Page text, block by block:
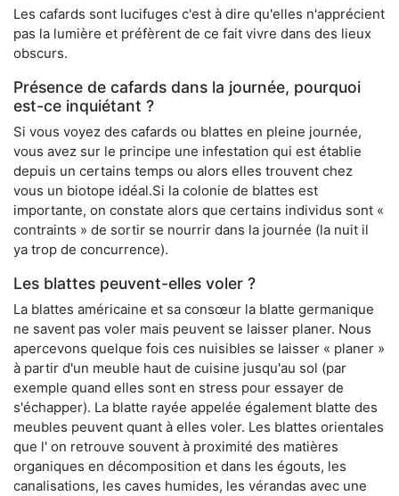
Les cafards sont lucifuges c'est à dire qu'elles n'apprécient
pas la lumière et préfèrent de ce fait vivre dans des lieux
obscurs.
Présence de cafards dans la journée, pourquoi
est-ce inquiétant ?
Si vous voyez des cafards ou blattes en pleine journée,
vous avez sur le principe une infestation qui est établie
depuis un certains temps ou alors elles trouvent chez
vous un biotope idéal.Si la colonie de blattes est
importante, on constate alors que certains individus sont «
contraints » de sortir se nourrir dans la journée (la nuit il
ya trop de concurrence).
Les blattes peuvent-elles voler ?
La blattes américaine et sa consœur la blatte germanique
ne savent pas voler mais peuvent se laisser planer. Nous
apercevons quelque fois ces nuisibles se laisser « planer »
à partir d'un meuble haut de cuisine jusqu'au sol (par
exemple quand elles sont en stress pour essayer de
s'échapper). La blatte rayée appelée également blatte des
meubles peuvent quant à elles voler. Les blattes orientales
que l' on retrouve souvent à proximité des matières
organiques en décomposition et dans les égouts, les
canalisations, les caves humides, les vérandas avec une